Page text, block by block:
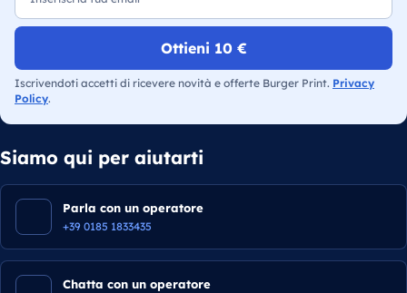
Ottieni 10 €
Iscrivendoti accetti di ricevere novità e offerte Burger Print. Privacy
Policy.
Siamo qui per aiutarti
Parla con un operatore
+39 0185 1833435
Chatta con un operatore